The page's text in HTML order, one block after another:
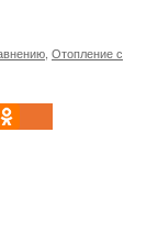
Отопление с